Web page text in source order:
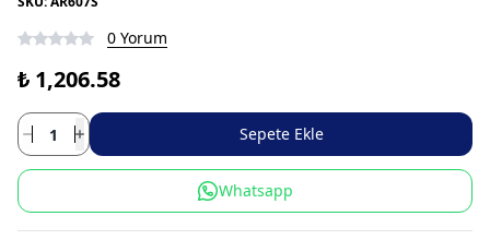
0 Yorum
₺ 1,206.58
Sepete Ekle
Whatsapp